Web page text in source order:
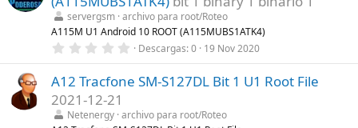
)s
t
r
e
l
(
servergsm archivo para root/Roteo
A115M U1 Android 10 ROOT (A115MUBS1ATK4)
0
0
0
e
t
Descargas 0 19 Nov 2020
A12 Tracfone SM-S127DL Bit 1 U1 Root File
2021-12-21
Netenergy archivo para root/Roteo